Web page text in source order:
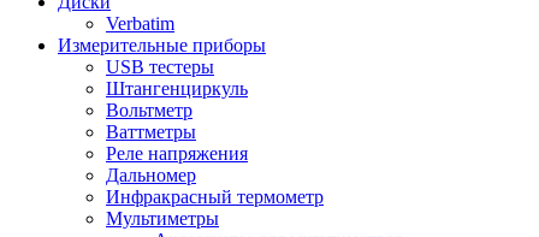
Verbatim
Измерительные приборы
USB тестеры
Штангенциркуль
Вольтметр
Ваттметры
Реле напряжения
Дальномер
Инфракрасный термометр
Мультиметры